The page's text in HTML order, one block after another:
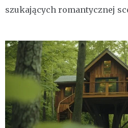
szukających romantycznej